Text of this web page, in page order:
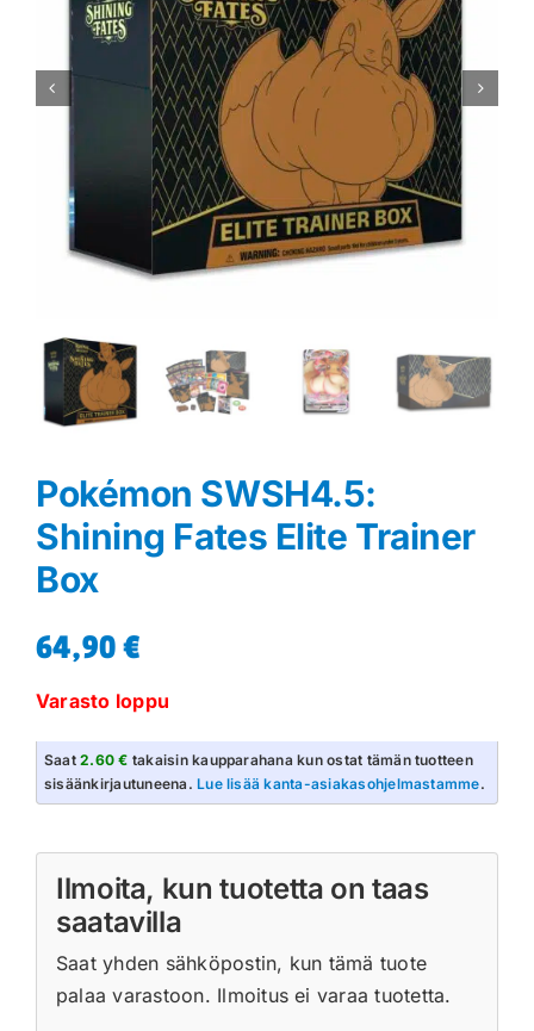
Greidatut kortit
Irtokortit
Greidauspalvelu
Pokémon SWSH4.5:
Shining Fates Elite Trainer
Box
64,90€
Varasto loppu
Saat2.60 € takaisin kaupparahana kun ostat tämän tuotteen
sisäänkirjautuneena.Lue lisää kanta-asiakasohjelmastamme.
Ilmoita, kun tuotetta on taas
saatavilla
Saat yhden sähköpostin, kun tämä tuote
palaa varastoon. Ilmoitus ei varaa tuotetta.